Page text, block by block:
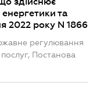
та
2022 року N 1866
регулювання
Постанова